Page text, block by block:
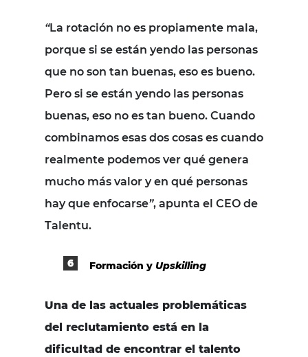
“La rotación no es propiamente mala,
porque si se están yendo las personas
que no son tan buenas, eso es bueno.
Pero si se están yendo las personas
buenas, eso no es tan bueno. Cuando
combinamos esas dos cosas es cuando
realmente podemos ver qué genera
mucho más valor y en qué personas
hay que enfocarse”, apunta el CEO de
Talentu.
Formación y Upskilling
Una de las actuales problemáticas
del reclutamiento está en la
dificultad de encontrar el talento